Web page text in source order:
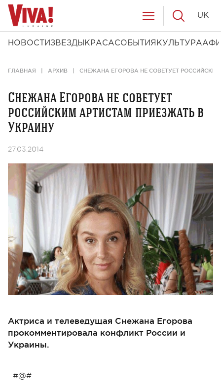
НОВОСТИ ЗВЕЗДЫ КРАСАСОБЫТИЯ КУЛЬТУРА
UK
ГЛАВНАЯ АРХИВ СНЕЖАНА ЕГОРОВА НЕ СОВЕТУЕТ
Снежана Егорова не советует
российским артистам приезжать в
Украину
27.03.2014
Актриса и телеведущая Снежана Егорова
прокомментировала конфликт России и
Украины.
#@#